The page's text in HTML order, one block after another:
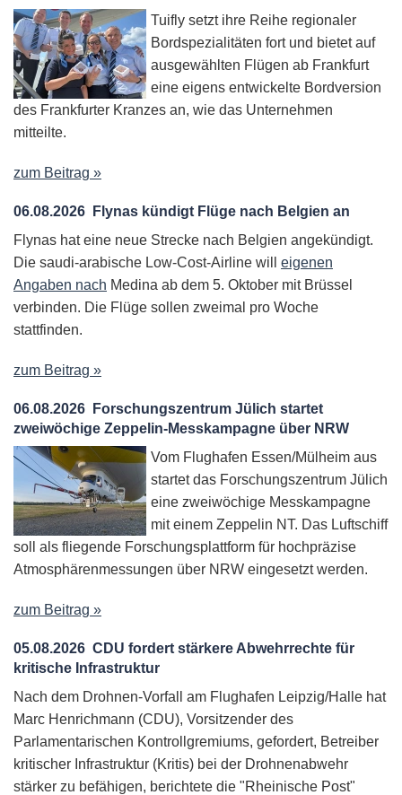
Tuifly setzt ihre Reihe regionaler
Bordspezialitäten fort und bietet auf
ausgewählten Flügen ab Frankfurt
eine eigens entwickelte Bordversion
des Frankfurter Kranzes an, wie das Unternehmen
mitteilte.
zum Beitrag »
06.08.2026
Flynas kündigt Flüge nach Belgien an
Flynas hat eine neue Strecke nach Belgien angekündigt.
Die saudi-arabische Low-Cost-Airline will eigenen
Angaben nach Medina ab dem 5. Oktober mit Brüssel
verbinden. Die Flüge sollen zweimal pro Woche
stattfinden.
zum Beitrag »
06.08.2026
Forschungszentrum Jülich startet
zweiwöchige Zeppelin-Messkampagne über NRW
Vom Flughafen Essen/Mülheim aus
startet das Forschungszentrum Jülich
eine zweiwöchige Messkampagne
mit einem Zeppelin NT. Das Luftschiff
soll als fliegende Forschungsplattform für hochpräzise
Atmosphärenmessungen über NRW eingesetzt werden.
zum Beitrag »
05.08.2026 CDU fordert stärkere Abwehrrechte für
kritische Infrastruktur
Nach dem Drohnen-Vorfall am Flughafen Leipzig/Halle hat
Marc Henrichmann (CDU), Vorsitzender des
Parlamentarischen Kontrollgremiums, gefordert, Betreiber
kritischer Infrastruktur (Kritis) bei der Drohnenabwehr
stärker zu befähigen, berichtete die "Rheinische Post"